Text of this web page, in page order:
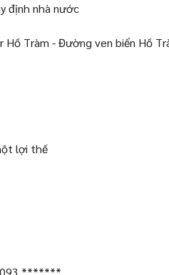
định nhà nước
Hồ Tràm - Đường ven biển Hồ
lợi thế
*******